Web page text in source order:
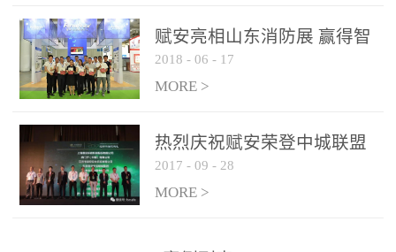
现火焰的跟踪和识别。能
更早的进行预警，达到早
报早防的效果。 系统构
成示意图： 图像型火灾
和监控端两大部分组成。
两者之间通过以太网相
联，一台监控主机最多可
赋安亮相山东消防展 赢得智
慧消防新荣耀
2018 - 06 - 17
MORE >
热烈庆祝赋安荣登中城联盟
联合采购战略合作平台
2017 - 09 - 28
MORE >